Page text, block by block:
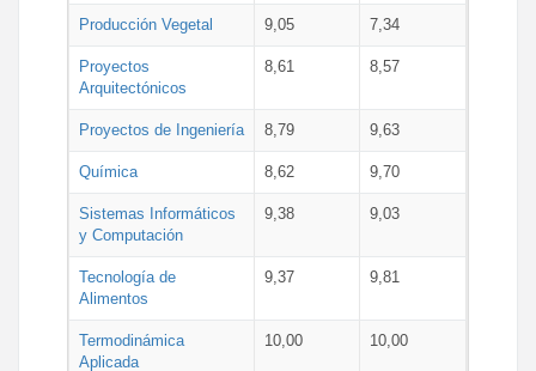
Producción Vegetal 9,05 7,34
Proyectos
Arquitectónicos
8,61 8,57
Proyectos de Ingeniería 8,79 9,63
Química 8,62 9,70
Sistemas Informáticos
y Computación
9,38 9,03
Tecnología de
Alimentos
9,37 9,81
Termodinámica
Aplicada
10,00 10,00